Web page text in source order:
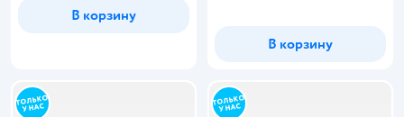
В корзину
В корзину